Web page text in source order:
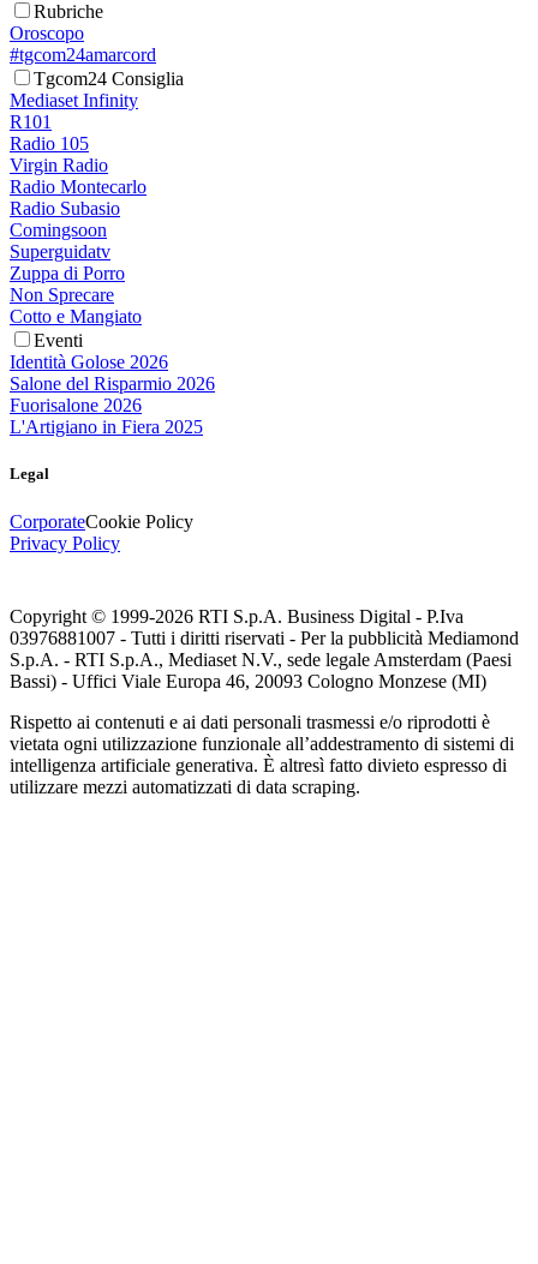
Rubriche
Oroscopo
#tgcom24amarcord
Tgcom24 Consiglia
Mediaset Infinity
R101
Radio 105
Virgin Radio
Radio Montecarlo
Radio Subasio
Comingsoon
Superguidatv
Zuppa di Porro
Non Sprecare
Cotto e Mangiato
Eventi
Identità Golose 2026
Salone del Risparmio 2026
Fuorisalone 2026
L'Artigiano in Fiera 2025
Legal
CorporateCookie Policy
Privacy Policy
Copyright © 1999-2026 RTI S.p.A. Business Digital - P.Iva
03976881007 - Tutti i diritti riservati - Per la pubblicità Mediamond
S.p.A. - RTI S.p.A., Mediaset N.V., sede legale Amsterdam (Paesi
Bassi) - Uffici Viale Europa 46, 20093 Cologno Monzese (MI)
Rispetto ai contenuti e ai dati personali trasmessi e/o riprodotti è
vietata ogni utilizzazione funzionale all’addestramento di sistemi di
intelligenza artificiale generativa. È altresì fatto divieto espresso di
utilizzare mezzi automatizzati di data scraping.